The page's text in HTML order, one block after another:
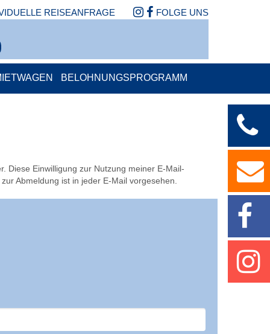
FOLGE UNS
REISEANFRAGE
BELOHNUNGSPROGRAMM
Diese Einwilligung zur Nutzung meiner E-Mail-
Abmeldung ist in jeder E-Mail vorgesehen.